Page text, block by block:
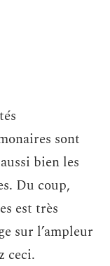
sont
bien les
Du coup,
est très
sur l’ampleur
ceci.